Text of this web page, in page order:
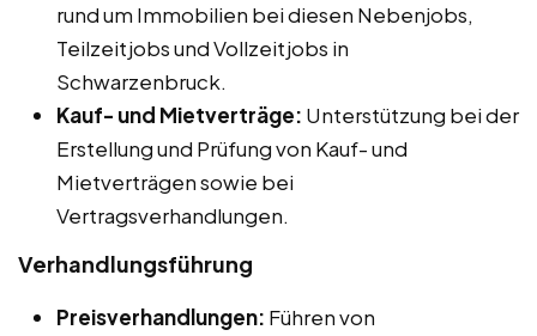
rund um Immobilien bei diesen Nebenjobs,
Teilzeitjobs und Vollzeitjobs in
Schwarzenbruck.
Kauf- und Mietverträge: Unterstützung bei der
Erstellung und Prüfung von Kauf- und
Mietverträgen sowie bei
Vertragsverhandlungen.
Verhandlungsführung
Preisverhandlungen: Führen von